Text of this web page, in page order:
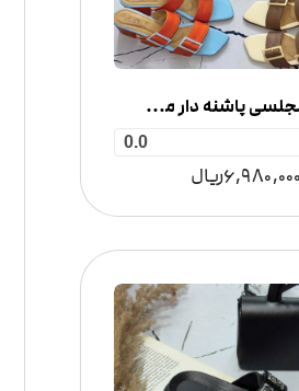
صندل مجلسی پاشنه دار مدل دو سگک
0.0
6,980,000ریال